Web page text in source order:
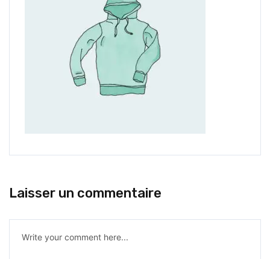
Laisser un commentaire